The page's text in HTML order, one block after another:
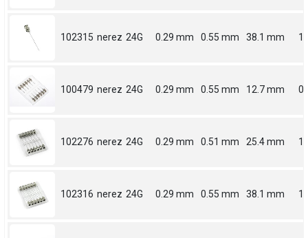
102315 nerez 24G 0.29 mm 0.55 mm 38.1 mm
100479 nerez 24G 0.29 mm 0.55 mm 12.7 mm
102276 nerez 24G 0.29 mm 0.51 mm 25.4 mm 1
102316 nerez 24G 0.29 mm 0.55 mm 38.1 mm